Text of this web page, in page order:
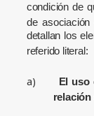
condición de
de
detallan los
referido literal:
a)
El uso